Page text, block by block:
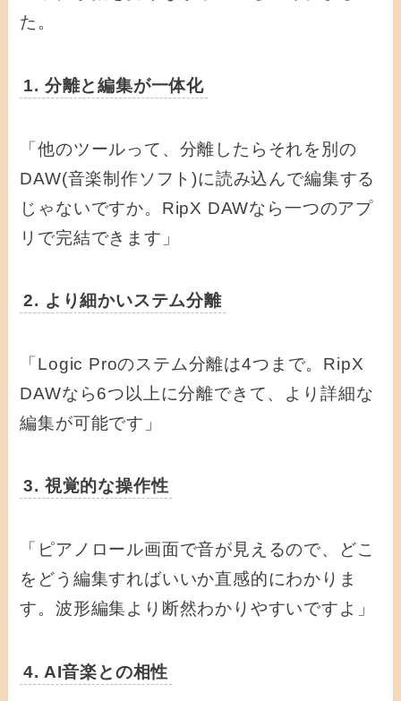
た。
1. 分離と編集が一体化
「他のツールって、分離したらそれを別の
DAW(音楽制作ソフト)に読み込んで編集する
じゃないですか。RipX DAWなら一つのアプ
リで完結できます」
2. より細かいステム分離
「Logic Proのステム分離は4つまで。RipX
DAWなら6つ以上に分離できて、より詳細な
編集が可能です」
3. 視覚的な操作性
「ピアノロール画面で音が見えるので、どこ
をどう編集すればいいか直感的にわかりま
す。波形編集より断然わかりやすいですよ」
4. AI音楽との相性